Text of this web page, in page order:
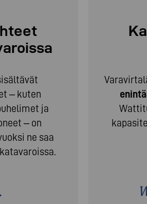
– kuten
ja
– on
ne saa